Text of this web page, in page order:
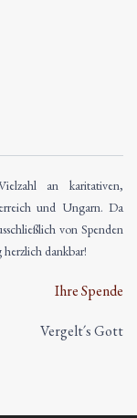
an karitativen,
und Ungarn. Da
von Spenden
dankbar!
Ihre Spende
Vergelt´s Gott